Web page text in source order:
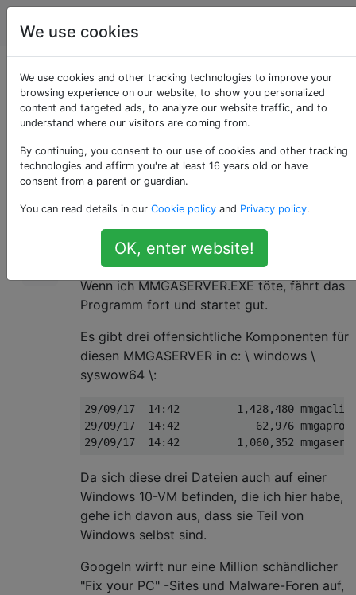
Computerbenutzer
Windows 10 - Was ist
MMGASERVER?
0
Ich habe einen Client, der ein Problem mit
auf MMGASERVER.EXE wartet, wenn er sich
die Wartekette im Ressourcenmonitor
ansieht.
Wenn ich MMGASERVER.EXE töte, fährt das
Programm fort und startet gut.
Es gibt drei offensichtliche Komponenten für
diesen MMGASERVER in c: \ windows \
syswow64 \:
29/09/17  14:42         1,428,480
29/09/17  14:42            62,976
Da sich diese drei Dateien auch auf einer
Windows 10-VM befinden, die ich hier habe,
gehe ich davon aus, dass sie Teil von
Windows selbst sind.
Googeln wirft nur eine Million schändlicher
"Fix your PC" -Sites und Malware-Foren auf,
We use cookies
We use cookies and other tracking technologies to improve your
browsing experience on our website, to show you personalized
content and targeted ads, to analyze our website traffic, and to
understand where our visitors are coming from.
By continuing, you consent to our use of cookies and other tracking
technologies and affirm you're at least 16 years old or have
consent from a parent or guardian.
You can read details in our Cookie policy and Privacy policy.
OK, enter website!